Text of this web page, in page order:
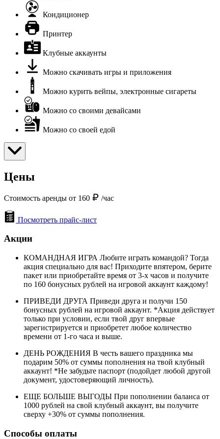
Кондиционер
Принтер
Клубные аккаунты
Можно скачивать игры и приложения
Можно курить вейпы, электронные сигареты
Можно со своими девайсами
Можно со своей едой
Цены
Стоимость аренды от 160 /час
Посмотреть прайс-лист
Акции
КОМАНДНАЯ ИГРА Любите играть командой? Тогда
акция специально для вас! Приходите впятером, берите
пакет или приобретайте время от 3-х часов и получите
по 160 бонусных рублей на игровой аккаунт каждому!
ПРИВЕДИ ДРУГА Приведи друга и получи 150
бонусных рублей на игровой аккаунт. *Акция действует
только при условии, если твой друг впервые
зарегистрируется и приобретет любое количество
времени от 1-го часа и выше.
ДЕНЬ РОЖДЕНИЯ В честь вашего праздника мы
подарим 50% от суммы пополнения на твой клубный
аккаунт! *Не забудьте паспорт (подойдет любой другой
документ, удостоверяющий личность).
ЕЩЕ БОЛЬШЕ ВЫГОДЫ При пополнении баланса от
1000 рублей на свой клубный аккаунт, вы получите
сверху +30% от суммы пополнения.
Способы оплаты